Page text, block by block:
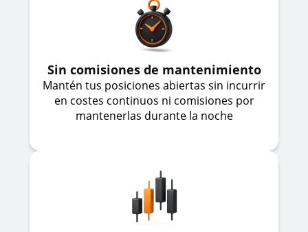
Sin comisiones de mantenimiento
Mantén tus posiciones abiertas sin incurrir
en costes continuos ni comisiones por
mantenerlas durante la noche